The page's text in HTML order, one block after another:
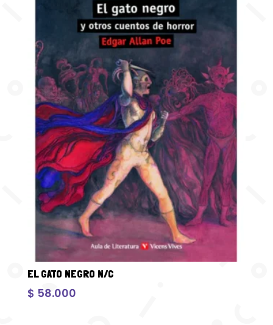
EL GATO NEGRO N/C
$ 58.000